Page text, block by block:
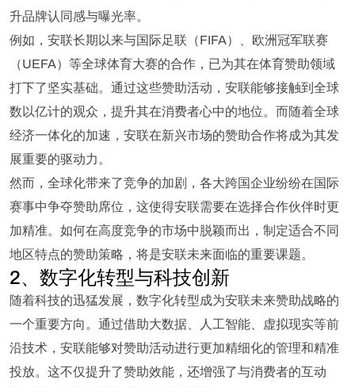
升品牌认同感与曝光率。
例如，安联长期以来与国际足联（FIFA）、欧洲冠军联赛
（UEFA）等全球体育大赛的合作，已为其在体育赞助领域
打下了坚实基础。通过这些赞助活动，安联能够接触到全球
数以亿计的观众，提升其在消费者心中的地位。而随着全球
经济一体化的加速，安联在新兴市场的赞助合作将成为其发
展重要的驱动力。
然而，全球化带来了竞争的加剧，各大跨国企业纷纷在国际
赛事中争夺赞助席位，这使得安联需要在选择合作伙伴时更
加精准。如何在高度竞争的市场中脱颖而出，制定适合不同
地区特点的赞助策略，将是安联未来面临的重要课题。
2、数字化转型与科技创新
随着科技的迅猛发展，数字化转型成为安联未来赞助战略的
一个重要方向。通过借助大数据、人工智能、虚拟现实等前
沿技术，安联能够对赞助活动进行更加精细化的管理和精准
投放。这不仅提升了赞助效能，还增强了与消费者的互动